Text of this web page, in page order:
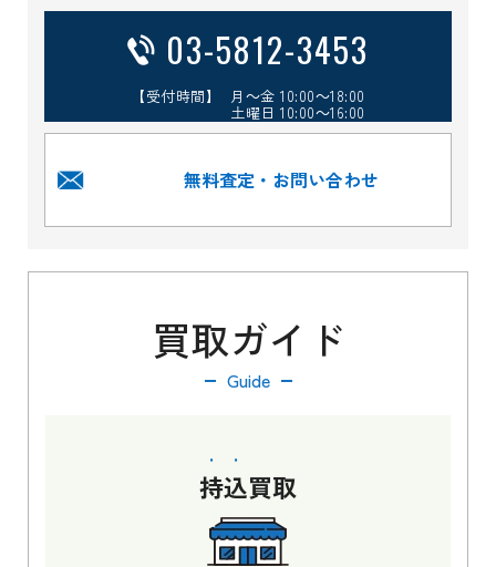
03-5812-3453
【受付時間】 月～金 10:00～18:00
土曜日 10:00～16:00
無料査定・お問い合わせ
買取ガイド
Guide
持込買取